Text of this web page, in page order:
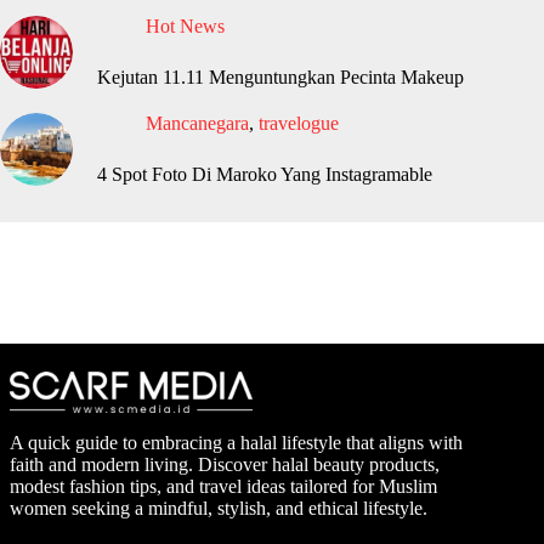
Hot News
Kejutan 11.11 Menguntungkan Pecinta Makeup
Mancanegara, travelogue
4 Spot Foto Di Maroko Yang Instagramable
A quick guide to embracing a halal lifestyle that aligns with
faith and modern living. Discover halal beauty products,
modest fashion tips, and travel ideas tailored for Muslim
women seeking a mindful, stylish, and ethical lifestyle.